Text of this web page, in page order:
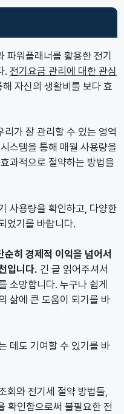
파워플래너를 활용한 전기
. 전기요금 관리에 대한 관심
해 자신의 생활비를 보다 효
가 잘 관리할 수 있는 영역
스템을 통해 매월 사용량을
과적으로 절약하는 방법을
사용량을 확인하고, 다양한
었기를 바랍니다.
히 경제적 이익을 넘어서
입니다. 긴 글 읽어주셔서
소망합니다. 누구나 쉽게
삶에 큰 도움이 되기를 바
데도 기여할 수 있기를 바
회와 전기세 절약 방법들,
확인함으로써 불필요한 전